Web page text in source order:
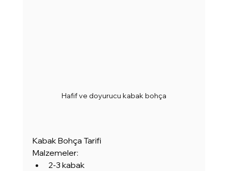
Hafif ve doyurucu kabak bohça
Kabak Bohça Tarifi
Malzemeler:
2-3 kabak